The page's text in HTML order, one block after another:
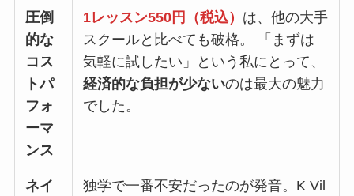
圧倒
的な
コス
トパ
フォ
ーマ
ンス
1レッスン550円（税込） は、他の大手
スクールと比べても破格。 「まずは
気軽に試したい」という私にとって、
経済的な負担が少ないのは最大の魅力
でした。
ネイ
独学で一番不安だったのが発音。K Vil